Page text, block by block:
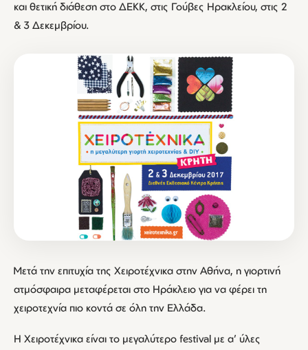
10:00 10:00
και θετική διάθεση στο ΔΕΚΚ, στις Γούβες Ηρακλείου, στις 2
& 3 Δεκεμβρίου.
Μετά την επιτυχία της Χειροτέχνικα στην Αθήνα, η γιορτινή
ατμόσφαιρα μεταφέρεται στο Ηράκλειο για να φέρει τη
χειροτεχνία πιο κοντά σε όλη την Ελλάδα.
Η Χειροτέχνικα είναι το μεγαλύτερο festival με α’ ύλες